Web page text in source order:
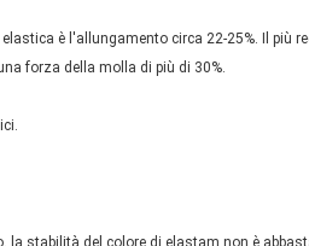
è l'allungamento circa 22-25%. Il più
forza della molla di più di 30%.